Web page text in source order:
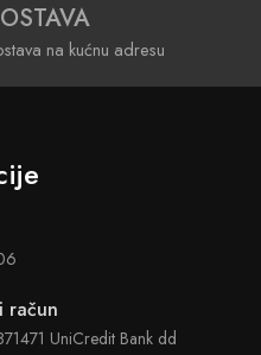
na kućnu adresu
račun
UniCredit Bank dd